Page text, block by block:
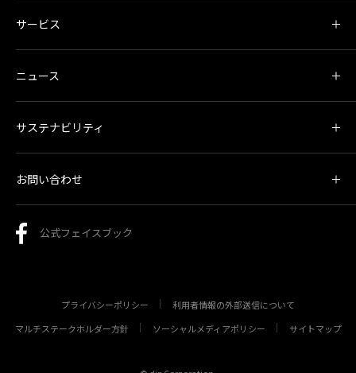
サービス
ニュース
サステナビリティ
お問い合わせ
公式フェイスブック
プライバシーポリシー
利用者情報の外部送信について
マルチステークホルダー方針
ソーシャルメディアポリシー サイトマップ